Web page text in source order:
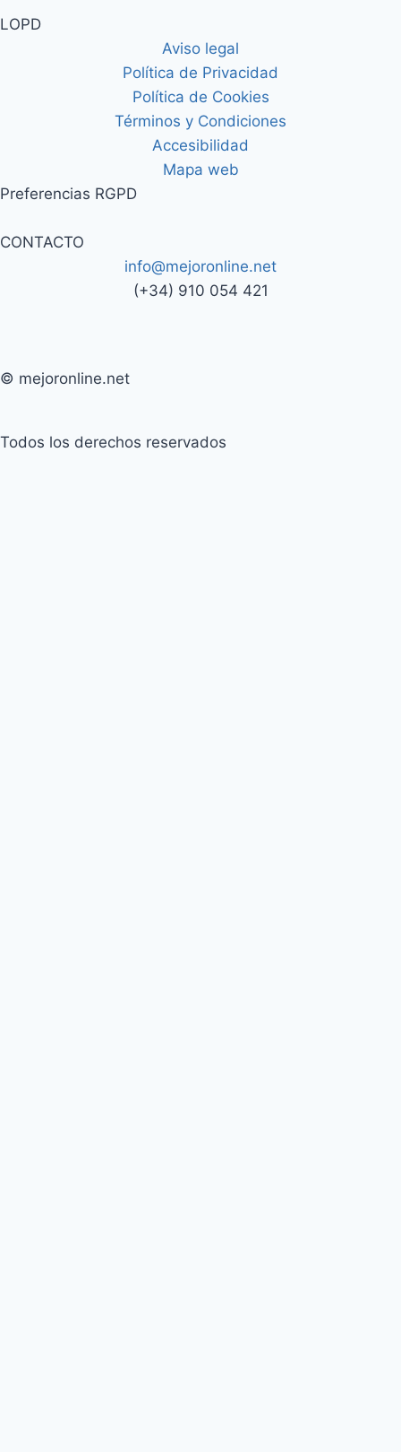
LOPD
Aviso legal
Política de Privacidad
Política de Cookies
Términos y Condiciones
Accesibilidad
Mapa web
Preferencias RGPD
CONTACTO
info@mejoronline.net
(+34) 910 054 421
© mejoronline.net
Todos los derechos reservados